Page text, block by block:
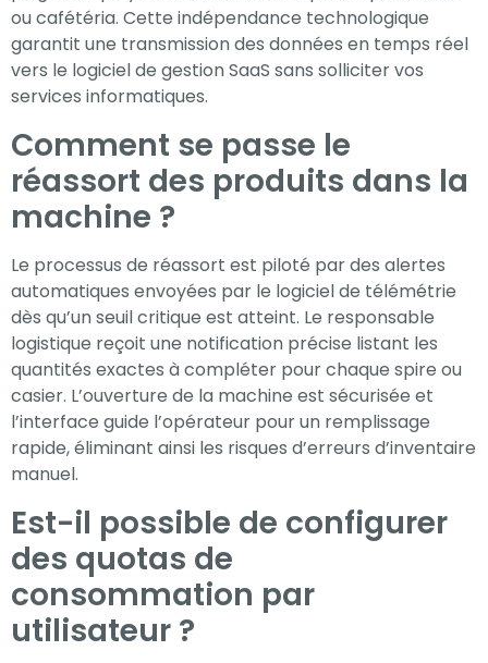
ou cafétéria. Cette indépendance technologique
garantit une transmission des données en temps réel
vers le logiciel de gestion SaaS sans solliciter vos
services informatiques.
Comment se passe le
réassort des produits dans la
machine ?
Le processus de réassort est piloté par des alertes
automatiques envoyées par le logiciel de télémétrie
dès qu’un seuil critique est atteint. Le responsable
logistique reçoit une notification précise listant les
quantités exactes à compléter pour chaque spire ou
casier. L’ouverture de la machine est sécurisée et
l’interface guide l’opérateur pour un remplissage
rapide, éliminant ainsi les risques d’erreurs d’inventaire
manuel.
Est-il possible de configurer
des quotas de
consommation par
utilisateur ?